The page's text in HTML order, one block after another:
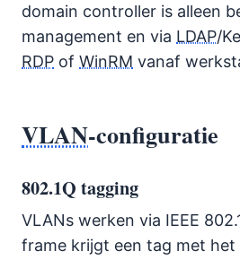
domain controller is alleen
management en via LDAP/
RDP of WinRM vanaf
VLAN-configuratie
802.1Q tagging
VLANs werken via IEEE
frame krijgt een tag met het